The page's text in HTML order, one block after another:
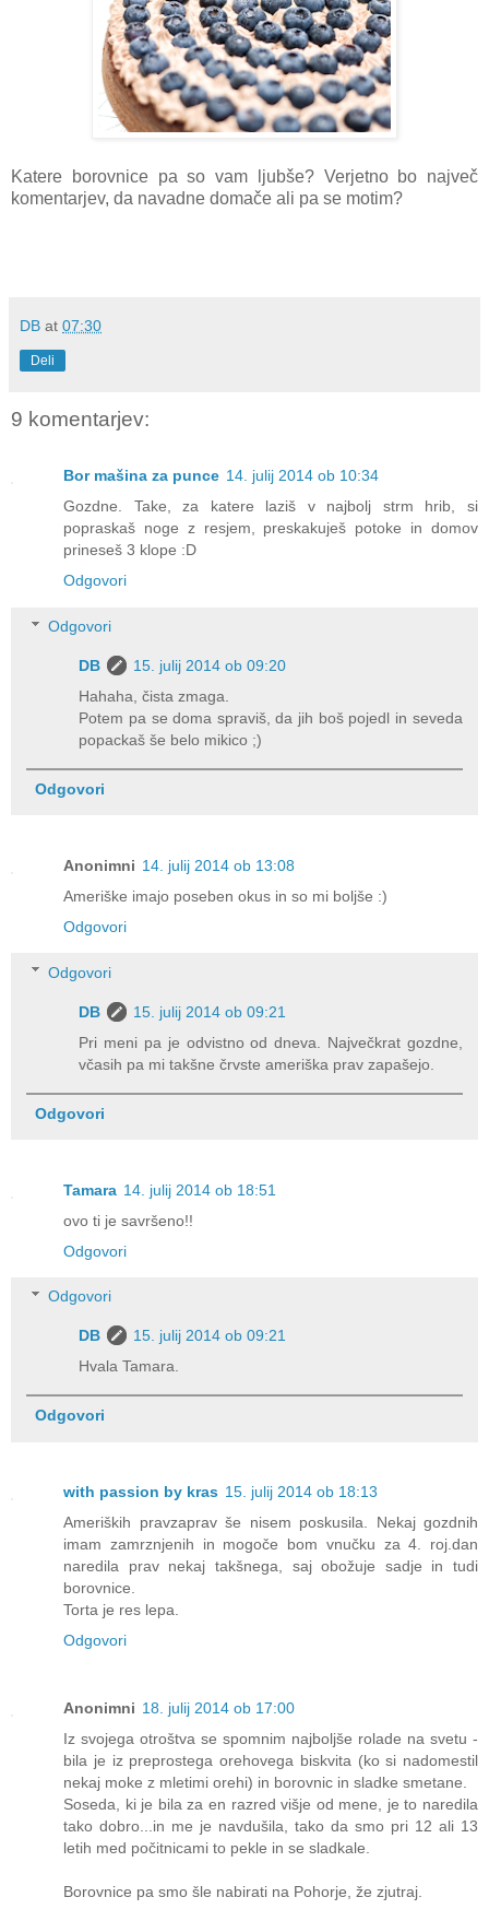
Katere borovnice pa so vam ljubše? Verjetno bo največ
komentarjev, da navadne domače ali pa se motim?
DB at 07:30
Deli
9 komentarjev:
Bor mašina za punce 14. julij 2014 ob 10:34
Gozdne. Take, za katere laziš v najbolj strm hrib, si
popraskaš noge z resjem, preskakuješ potoke in domov
prineseš 3 klope :D
Odgovori
Odgovori
DB
15. julij 2014 ob 09:20
Hahaha, čista zmaga.
Potem pa se doma spraviš, da jih boš pojedl in seveda
popackaš še belo mikico ;)
Odgovori
Anonimni 14. julij 2014 ob 13:08
Ameriške imajo poseben okus in so mi boljše :)
Odgovori
Odgovori
DB
15. julij 2014 ob 09:21
Pri meni pa je odvistno od dneva. Največkrat gozdne,
včasih pa mi takšne črvste ameriška prav zapašejo.
Odgovori
Tamara 14. julij 2014 ob 18:51
ovo ti je savršeno!!
Odgovori
Odgovori
DB
15. julij 2014 ob 09:21
Hvala Tamara.
Odgovori
with passion by kras 15. julij 2014 ob 18:13
Ameriških pravzaprav še nisem poskusila. Nekaj gozdnih
imam zamrznjenih in mogoče bom vnučku za 4. roj.dan
naredila prav nekaj takšnega, saj obožuje sadje in tudi
borovnice.
Torta je res lepa.
Odgovori
Anonimni 18. julij 2014 ob 17:00
Iz svojega otroštva se spomnim najboljše rolade na svetu -
bila je iz preprostega orehovega biskvita (ko si nadomestil
nekaj moke z mletimi orehi) in borovnic in sladke smetane.
Soseda, ki je bila za en razred višje od mene, je to naredila
tako dobro...in me je navdušila, tako da smo pri 12 ali 13
letih med počitnicami to pekle in se sladkale.
Borovnice pa smo šle nabirati na Pohorje, že zjutraj.